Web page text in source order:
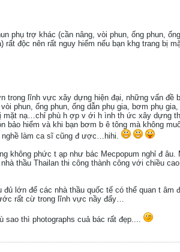
phụ trợ khác (cần nâng, vòi phun, ống phun,
độc nên rất nguy hiểm nếu bạn khg trang bị
trong lĩnh vực xây dựng hiện đại, những vấn đề
phun, ống phun, ống dẫn phụ gia, bơm phụ
mặt nạ…chỉ phù h ợp v ới h ình th ức xây dựng
bảo hiểm và khi bạn bơm b ê tông mà không
làm ca sĩ cũng đ ược…hihi.
không phức t ạp như bác Mecpopum nghỉ đ
thầu Thailan thi công thành công với chiều
lớn để các nhà thầu quốc tế có thể quan t
rất cừ trong lĩnh vực nầy đấy…
thì photographs cuả bác rất đẹp....